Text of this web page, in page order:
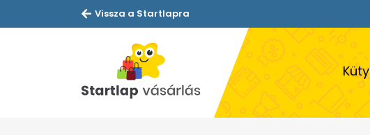
Vissza a Startlapra